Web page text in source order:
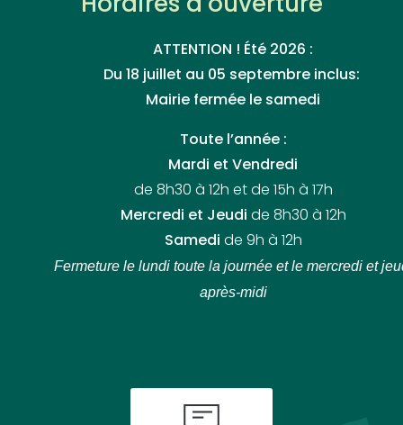
Horaires d’ouverture
ATTENTION ! Été 2026 :
Du 18 juillet au 05 septembre inclus:
Mairie fermée le samedi
Toute l’année :
Mardi et Vendredi
de 8h30 à 12h et de 15h à 17h
Mercredi et Jeudi de 8h30 à 12h
Samedi de 9h à 12h
Fermeture le lundi toute la journée et le mercredi et
après-midi